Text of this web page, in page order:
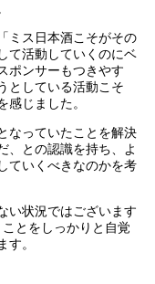
ミス日本酒こそがその
て活動していくのにベ
ポンサーもつきやす
としている活動こそ
感じました。
なっていたことを解決
、との認識を持ち、よ
ていくべきなのかを考
い状況ではございます
とをしっかりと自覚
す。